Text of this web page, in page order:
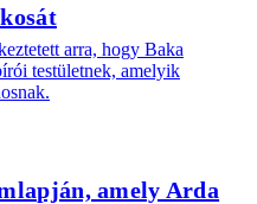
arra, hogy Baka
testületnek, amelyik
amely Arda